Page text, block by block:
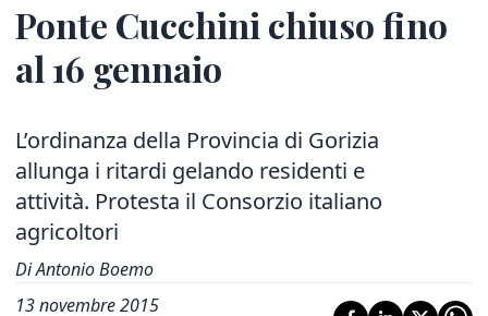
Ponte Cucchini chiuso fino
al 16 gennaio
L’ordinanza della Provincia di Gorizia
allunga i ritardi gelando residenti e
attività. Protesta il Consorzio italiano
agricoltori
Di Antonio Boemo
13 novembre 2015